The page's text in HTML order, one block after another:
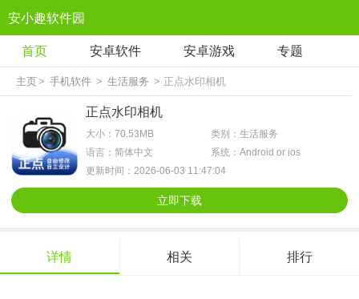
安小趣软件园
首页 安卓软件 安卓游戏 专题
主页> 手机软件 > 生活服务 > 正点水印相机
正点水印相机
大小：70.53MB
类别：生活服务
语言：简体中文
系统：Android or ios
更新时间：2026-06-03 11:47:04
立即下载
详情 相关 排行